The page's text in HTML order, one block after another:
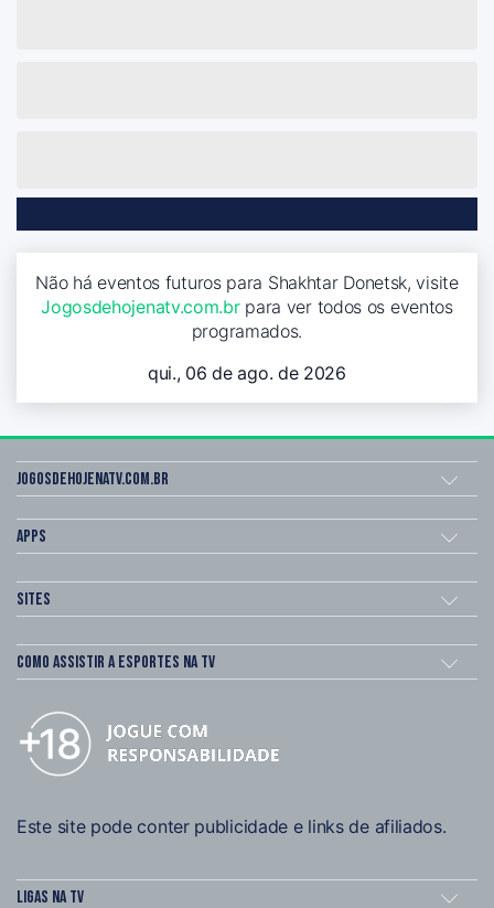
Não há eventos futuros para Shakhtar Donetsk, visite
Jogosdehojenatv.com.brpara ver todos os eventos
programados.
qui., 06 de ago. de 2026
Jogosdehojenatv.com.br
Apps
Sites
Como assistir a esportes na TV
Este site pode conter publicidade e links de afiliados.
Ligas na TV